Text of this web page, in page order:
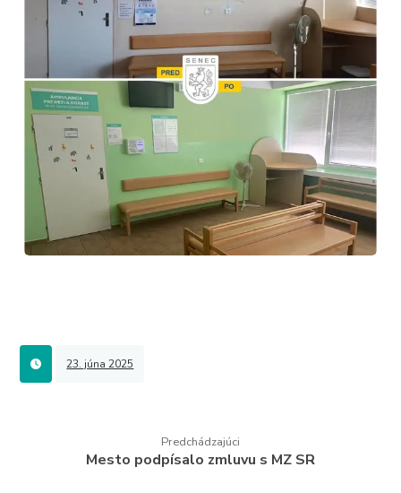
23. júna 2025
Predchádzajúci
Mesto podpísalo zmluvu s MZ SR